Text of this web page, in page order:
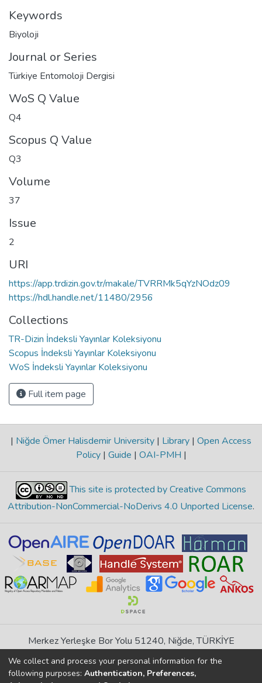
Keywords
Biyoloji
Journal or Series
Türkiye Entomoloji Dergisi
WoS Q Value
Q4
Scopus Q Value
Q3
Volume
37
Issue
2
URI
https://app.trdizin.gov.tr/makale/TVRRMk5qYzNOdz09
https://hdl.handle.net/11480/2956
Collections
TR-Dizin İndeksli Yayınlar Koleksiyonu
Scopus İndeksli Yayınlar Koleksiyonu
WoS İndeksli Yayınlar Koleksiyonu
Full item page
| Niğde Ömer Halisdemir University | Library | Open Access
Policy | Guide | OAI-PMH |
This site is protected by Creative Commons
Attribution-NonCommercial-NoDerivs 4.0 Unported License.
Merkez Yerleşke Bor Yolu 51240, Niğde, TÜRKİYE
If you find any errors in content please report us
We collect and process your personal information for the
following purposes: Authentication, Preferences,